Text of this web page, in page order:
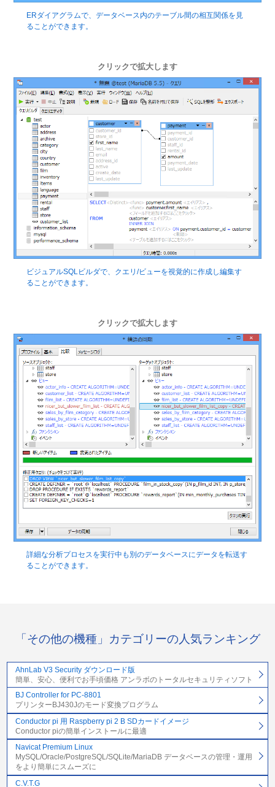
ERダイアグラムで、データベース内のテーブル間の相互関係を見
ることができます。
クリックで拡大します
ビジュアルSQLビルダで、クエリ/ビューを視覚的に作成し編集す
ることができます。
クリックで拡大します
詳細な分析プロセスを実行中も別のデータベースにデータを転送す
ることができます。
「その他の機種」カテゴリーの人気ランキング
AhnLab V3 Security ダウンロード版
簡単、安心、便利でお手頃価格 アンラボのトータルセキュリティソフト
BJ Controller for PC-8801
プリンターBJ430Jのモード変換プログラム
Conductor pi 用 Raspberry pi 2 B SDカードイメージ
Conductor piの簡単インストールに最適
Navicat Premium Linux
MySQL/Oracle/PostgreSQL/SQLite/MariaDB データベースの管理・運用
をより簡単にスムーズに
C.V.T.G